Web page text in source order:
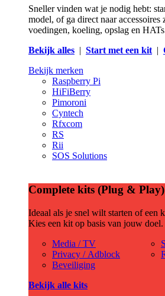
Sneller vinden wat je nodig hebt:
model, of ga direct naar accessoires
voedingen, koeling, opslag en
Bekijk alles | Start met een kit|
Bekijk merken
Raspberry Pi
HiFiBerry
Pimoroni
Cyntech
Rfxcom
RS
Rii
SOS Solutions
Complete kits (Plug & Play)
Ideaal als je snel wilt starten of een
Kies een kit op basis van jouw doel.
Media / TV
Privacy / Adblock
Beveiliging
Bekijk alle kits